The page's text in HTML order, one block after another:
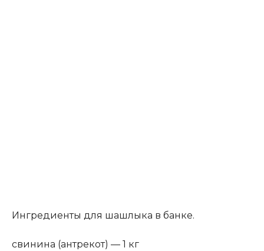
Ингредиенты для шашлыка в банке.
свинина (антрекот) — 1 кг